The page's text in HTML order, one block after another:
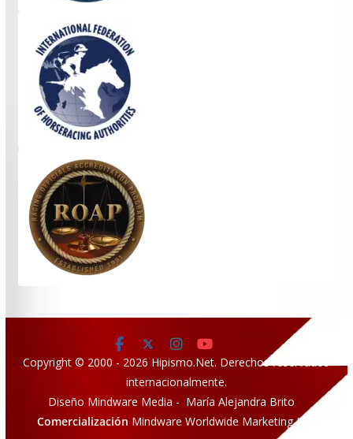
Copyright © 2000 - 2026 Hipismo.Net. Derechos reservados
internacionalmente.
Diseño Mindware Media - María Alejandra Brito
Comercialización Mindware Worldwide Marketing LLC.